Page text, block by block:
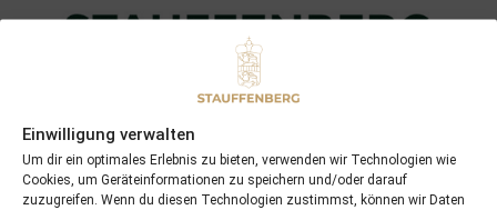
Einwilligung verwalten
Um dir ein optimales Erlebnis zu bieten, verwenden wir Technologien wie
Cookies, um Geräteinformationen zu speichern und/oder darauf
zuzugreifen. Wenn du diesen Technologien zustimmst, können wir Daten